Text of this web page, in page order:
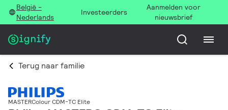
België -
Nederlands
Investeerders
Aanmelden voor
nieuwsbrief
Terug naar familie
MASTERColour CDM-TC Elite